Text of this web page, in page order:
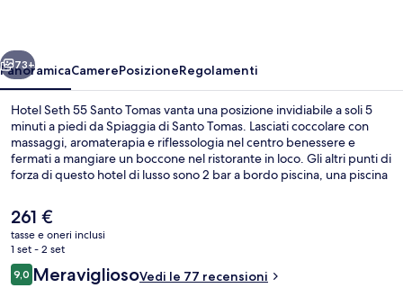
Avanti
73+
PanoramicaCamerePosizioneRegolamenti
Hotel Seth 55 Santo Tomas vanta una posizione invidiabile a soli 5
minuti a piedi da Spiaggia di Santo Tomas. Lasciati coccolare con
massaggi, aromaterapia e riflessologia nel centro benessere e
fermati a mangiare un boccone nel ristorante in loco. Gli altri punti di
forza di questo hotel di lusso sono 2 bar a bordo piscina, una piscina
Il
prezzo
attuale
è
261 €
261 €
tasse e oneri inclusi
1 set - 2 set
Recensioni
9,09,0 su 10
MeravigliosoVedi le 77 recensioni